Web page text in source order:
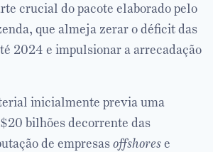
crucial do pacote elaborado pelo
que almeja zerar o déficit das
2024 e impulsionar a arrecadação
inicialmente previa uma
bilhões decorrente das
de empresasoffshorese